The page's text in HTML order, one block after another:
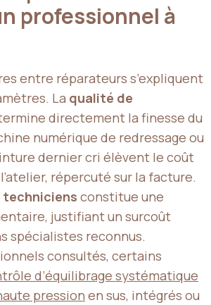
professionnel à
entre réparateurs s’expliquent
La qualité de
directement la finesse du
numérique de redressage ou
dernier cri élèvent le coût
répercuté sur la facture.
techniciens constitue une
justifiant un surcoût
spécialistes reconnus.
consultés, certains
d’équilibrage systématique
pression en sus, intégrés ou